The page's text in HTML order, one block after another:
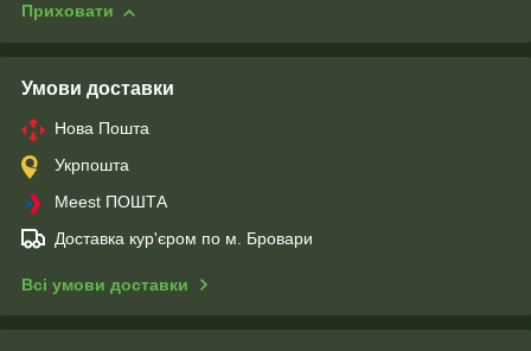
Приховати
Умови доставки
Нова Пошта
Укрпошта
Meest ПОШТА
Доставка кур'єром по м. Бровари
Всі умови доставки